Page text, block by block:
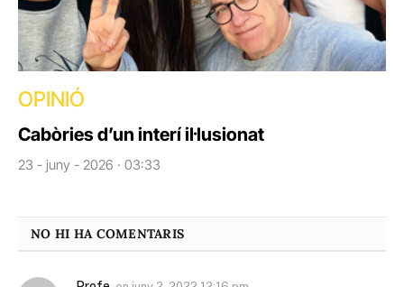
OPINIÓ
Cabòries d’un interí il·lusionat
23 - juny - 2026 · 03:33
NO HI HA COMENTARIS